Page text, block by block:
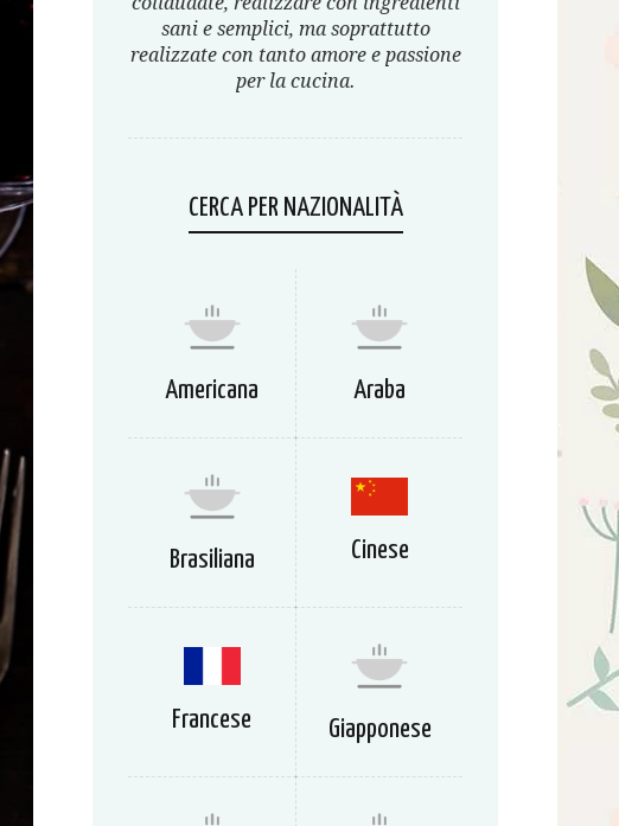
sani e semplici, ma soprattutto
realizzate con tanto amore e passione
per la cucina.
CERCA PER NAZIONALITÀ
Americana Araba
Brasiliana Cinese
Francese Giapponese